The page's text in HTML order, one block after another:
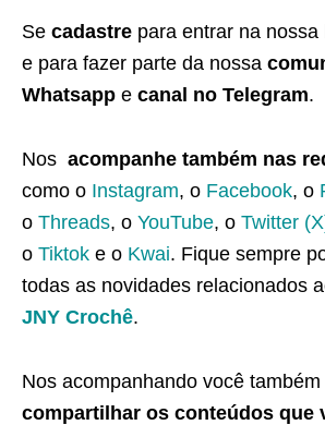
Se cadastre para entrar na nossa
e para fazer parte da nossa
Whatsapp e canal no Telegram.
Nos acompanhe também nas
como o Instagram, o Facebook, o
o Threads, o YouTube, o Twitter
o Tiktok e o Kwai. Fique sempre
todas as novidades relacionados
JNY Crochê.
Nos acompanhando você
compartilhar os conteúdos que